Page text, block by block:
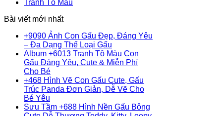
Tranh Tô Màu
Bài viết mới nhất
+9090 Ảnh Con Gấu Đẹp, Đáng Yêu
– Đa Dạng Thể Loại Gấu
có
bình
ở
+9090
Con
Album +6013 Tranh Tô Màu Con
Gấu Đáng Yêu, Cute & Miễn Phí
Cho BéKhông
có
bình
ở
+468 Hình Vẽ Con Gấu Cute, Gấu
Trúc Panda Đơn Giản, Dễ Vẽ Cho
Bé Yêu
có
Sưu Tầm +688 Hình Nền Gấu Bông